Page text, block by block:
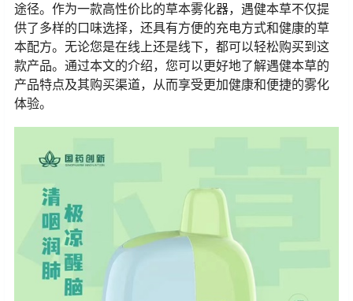
途径。作为一款高性价比的草本雾化器，遇健本草不仅提
供了多样的口味选择，还具有方便的充电方式和健康的草
本配方。无论您是在线上还是线下，都可以轻松购买到这
款产品。通过本文的介绍，您可以更好地了解遇健本草的
产品特点及其购买渠道，从而享受更加健康和便捷的雾化
体验。